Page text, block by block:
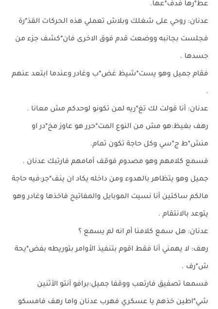
عط*رها فدف*عها.
عدنان: روحي على شغلك وبلاش تعملي هذه الحركات القذ*رة
فجلست بجانبه ووضعت قدم فوق الاخرى فان*كشف جزء من
جسدها .
فقام جميل وهو يست*شيظ غض*ب وغادر وعندما ابتعد عنهم
.
عدنان: أنا قولت لك تغ*ريه لمن تكونو لوحدكم مش معانا .
رهف بغيظ:هو مش من النوع المت*حرر هو عاوز مخ*در او
منش*ط ج*سي وكل حاجة تكون تمام.
فسمع كلامهم وهو مصدوم فوقف أمامهم فارتبك عدنان .
جميل وهو يتظاهر بالهدوء ومن داخله يكاد ان ينف*جر:فيه حاجة
مالكم ساكتين أنا نسيت الموبايل والمفاتيح فاخذها وغادر وهو
يتوعد بالانتقام .
عدنان: هل سمع كلامنا أم انه لم يسمع ؟
رهف: لا يهمني أنا فقط اقوم بتنفيذ الأوامر بتوريطه بفض*يحة
ش*رف .
فسمعا تصفيق فارتعب ووقفا جميل:برافو أنتو الأثنين
شي*اطين خذهم يا عسكري فهرب عدنان واما رهف فامسكو